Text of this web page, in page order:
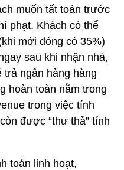
muốn tất toán trước
phạt. Khách có thể
mới đóng có 35%)
sau khi nhận nhà,
trả ngân hàng hàng
hoàn toàn nằm trong
trong việc tính
được “thư thả” tính
toán linh hoạt,